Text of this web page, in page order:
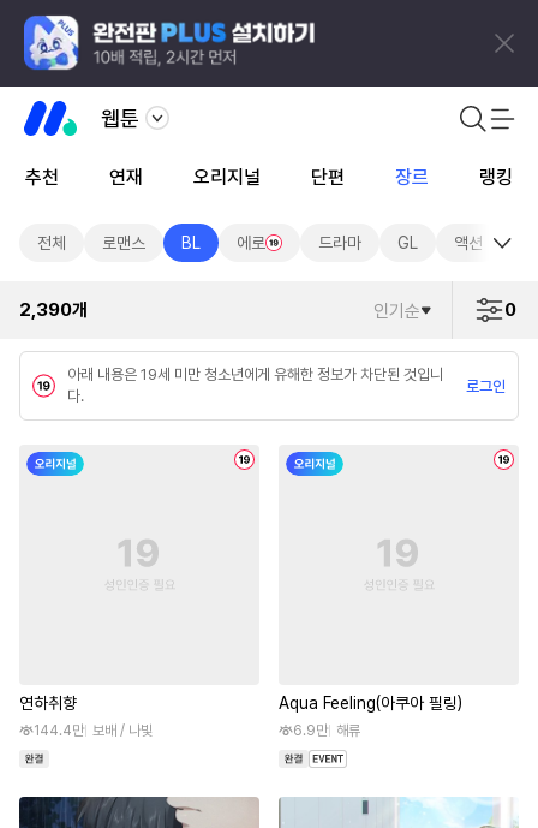
웹툰
추천 연재 오리지널 단편 장르 랭킹
전체 로맨스 BL 에로 드라마 GL 액션
2,390개 인기순 0
아래 내용은 19세 미만 청소년에게 유해한 정보가 차단된 것입니
다.
로그인
연하취향
144.4만 보배 / 나빛
Aqua Feeling(아쿠아 필링)
6.9만 해류